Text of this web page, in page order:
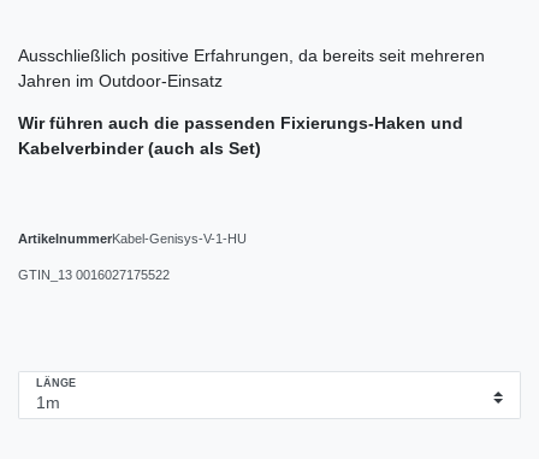
Ausschließlich positive Erfahrungen, da bereits seit mehreren
Jahren im Outdoor-Einsatz
Wir führen auch die passenden Fixierungs-Haken und
Kabelverbinder (auch als Set)
ArtikelnummerKabel-Genisys-V-1-HU
GTIN_13 0016027175522
LÄNGE